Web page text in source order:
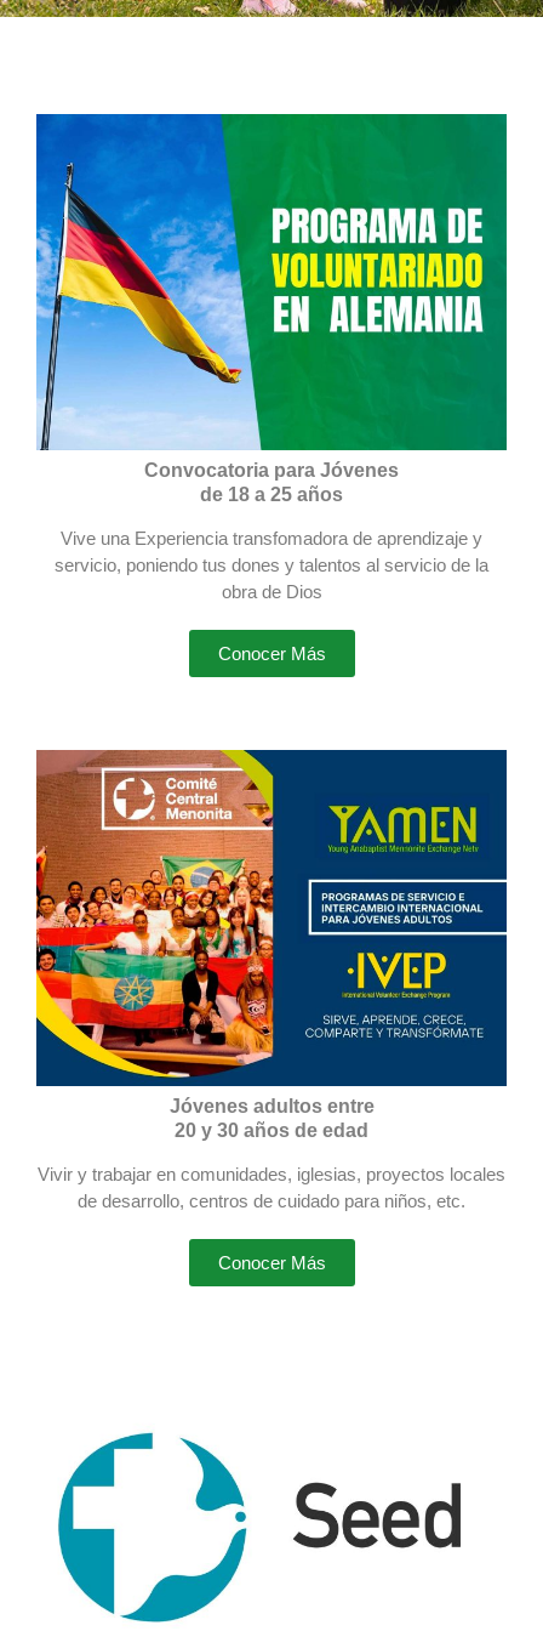
Convocatoria para Jóvenes
de 18 a 25 años
Vive una Experiencia transfomadora de aprendizaje y
servicio, poniendo tus dones y talentos al servicio de la
obra de Dios
Conocer Más
Jóvenes adultos entre
20 y 30 años de edad
Vivir y trabajar en comunidades, iglesias, proyectos locales
de desarrollo, centros de cuidado para niños, etc.
Conocer Más